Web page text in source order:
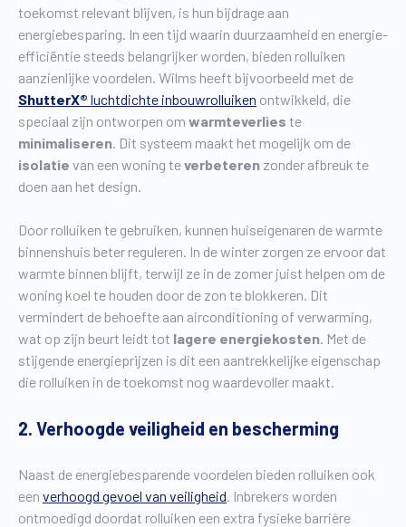
toekomst relevant blijven, is hun bijdrage aan
energiebesparing. In een tijd waarin duurzaamheid en energie-
efficiëntie steeds belangrijker worden, bieden rolluiken
aanzienlijke voordelen. Wilms heeft bijvoorbeeld met de
ShutterX® luchtdichte inbouwrolluiken ontwikkeld, die
speciaal zijn ontworpen om warmteverlies te
minimaliseren. Dit systeem maakt het mogelijk om de
isolatie van een woning teverbeteren zonder afbreuk te
doen aan het design.
Door rolluiken te gebruiken, kunnen huiseigenaren de warmte
binnenshuis beter reguleren. In de winter zorgen ze ervoor dat
warmte binnen blijft, terwijl ze in de zomer juist helpen om de
woning koel te houden door de zon te blokkeren. Dit
vermindert de behoefte aan airconditioning of verwarming,
wat op zijn beurt leidt tot lagere energiekosten. Met de
stijgende energieprijzen is dit een aantrekkelijke eigenschap
die rolluiken in de toekomst nog waardevoller maakt.
2. Verhoogde veiligheid en bescherming
Naast de energiebesparende voordelen bieden rolluiken ook
een verhoogd gevoel van veiligheid. Inbrekers worden
ontmoedigd doordat rolluiken een extra fysieke barrière